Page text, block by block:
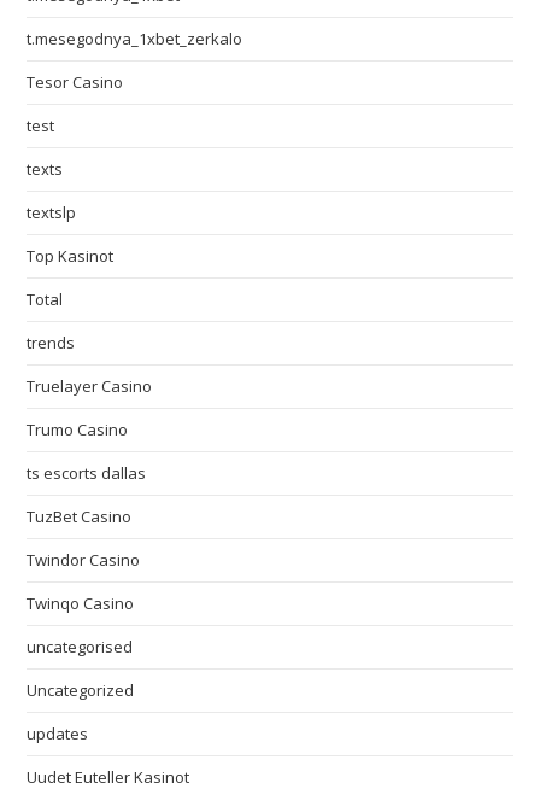
t.mesegodnya_1xbet_zerkalo
Tesor Casino
test
texts
textslp
Top Kasinot
Total
trends
Truelayer Casino
Trumo Casino
ts escorts dallas
TuzBet Casino
Twindor Casino
Twinqo Casino
uncategorised
Uncategorized
updates
Uudet Euteller Kasinot